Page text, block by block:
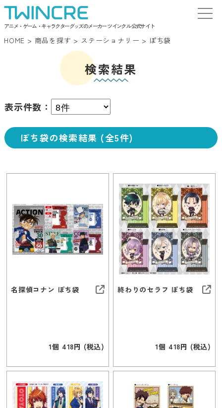
アニメ・ゲーム・キャラクターグッズのメーカー ツインクル 公式サイト
HOME > 商品を探す > ステーショナリー > ぽち袋
検索結果
表示件数：
ぽち袋の検索結果 (全5件)
名探偵コナン ぽち袋
1個 418円 (税込)
終わりのセラフ ぽち袋
1個 418円 (税込)